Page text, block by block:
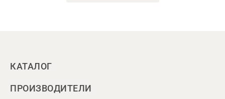
КАТАЛОГ
ПРОИЗВОДИТЕЛИ